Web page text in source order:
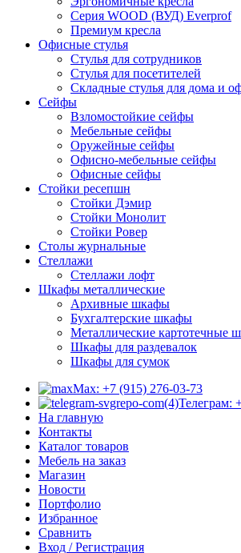
Серия WOOD (ВУД) Everprof
Премиум кресла
Офисные стулья
Стулья для сотрудников
Стулья для посетителей
Складные стулья для дома и
Сейфы
Взломостойкие сейфы
Мебельные сейфы
Оружейные сейфы
Офисно-мебельные сейфы
Офисные сейфы
Стойки ресепшн
Стойки Дэмир
Стойки Монолит
Стойки Ровер
Столы журнальные
Стеллажи
Стеллажи лофт
Шкафы металлические
Архивные шкафы
Бухгалтерские шкафы
Металлические картотечные
Шкафы для раздевалок
Шкафы для сумок
Max: +7 (915) 276-03-73
Телеграм:
На главную
Контакты
Каталог товаров
Мебель на заказ
Магазин
Новости
Портфолио
Избранное
Сравнить
Вход / Регистрация